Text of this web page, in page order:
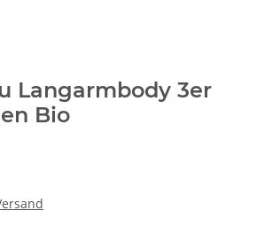
Langarmbody 3er
Bio